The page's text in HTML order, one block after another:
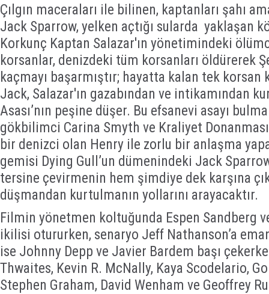
Çılgın maceraları ile bilinen, kaptanları şahı
Jack Sparrow, yelken açtığı sularda yaklaşan
Korkunç Kaptan Salazar'ın yönetimindeki
korsanlar, denizdeki tüm korsanları öldürerek
kaçmayı başarmıştır; hayatta kalan tek
Jack, Salazar'ın gazabından ve intikamından
Asası’nın peşine düşer. Bu efsanevi asayı
gökbilimci Carina Smyth ve Kraliyet
bir denizci olan Henry ile zorlu bir anlaşma
gemisi Dying Gull’un dümenindeki Jack
tersine çevirmenin hem şimdiye dek karşına
düşmandan kurtulmanın yollarını arayacaktır.
Filmin yönetmen koltuğunda Espen Sandberg
ikilisi otururken, senaryo Jeff Nathanson’a
ise Johnny Depp ve Javier Bardem başı
Thwaites, Kevin R. McNally, Kaya Scodelario,
Stephen Graham, David Wenham ve